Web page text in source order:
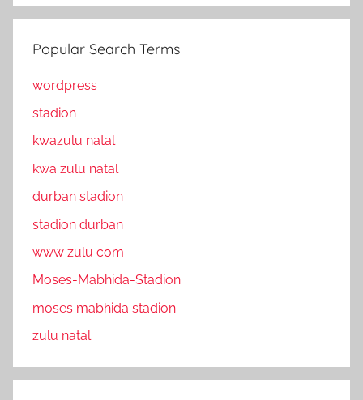
Popular Search Terms
wordpress
stadion
kwazulu natal
kwa zulu natal
durban stadion
stadion durban
www zulu com
Moses-Mabhida-Stadion
moses mabhida stadion
zulu natal